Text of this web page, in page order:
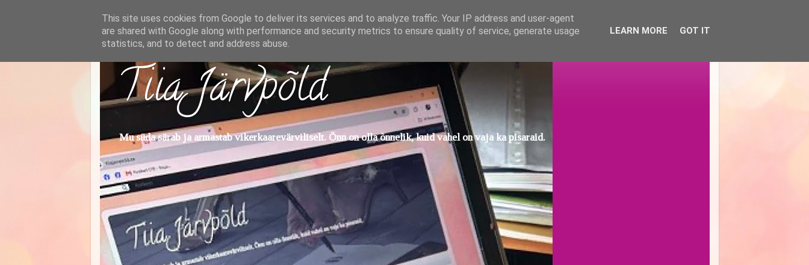
Tiia Järvpõld
Mu süda särab ja armastab vikerkaarevärviliselt. Õnn on olla õnnelik, kuid vahel on vaja ka pisaraid.
This site uses cookies from Google to deliver its services and to analyze traffic. Your IP address and user-agent
are shared with Google along with performance and security metrics to ensure quality of service, generate usage
statistics, and to detect and address abuse.
LEARN MORE GOT IT